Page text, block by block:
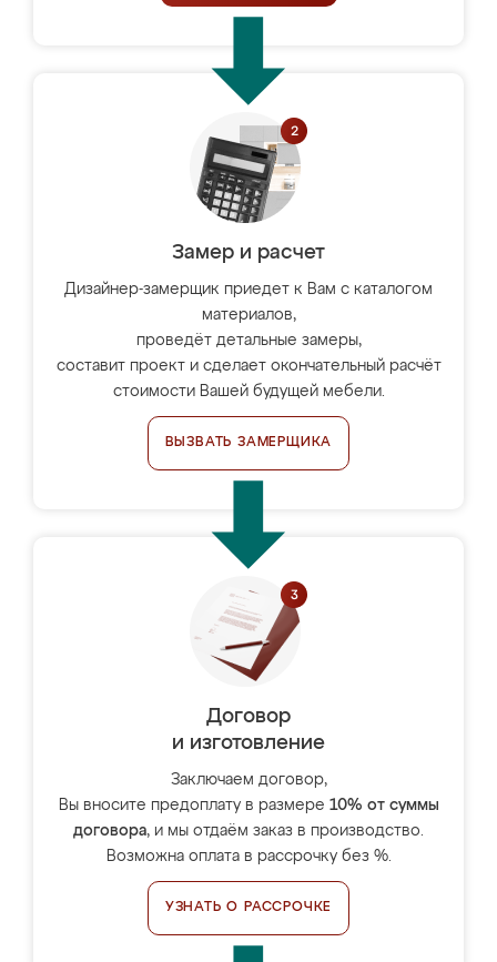
Замер и расчет
Дизайнер-замерщик приедет к Вам с каталогом
материалов,
проведёт детальные замеры,
составит проект и сделает окончательный расчёт
стоимости Вашей будущей мебели.
ВЫЗВАТЬ ЗАМЕРЩИКА
Договор
и изготовление
Заключаем договор,
Вы вносите предоплату в размере 10% от суммы
договора, и мы отдаём заказ в производство.
Возможна оплата в рассрочку без %.
УЗНАТЬ О РАССРОЧКЕ